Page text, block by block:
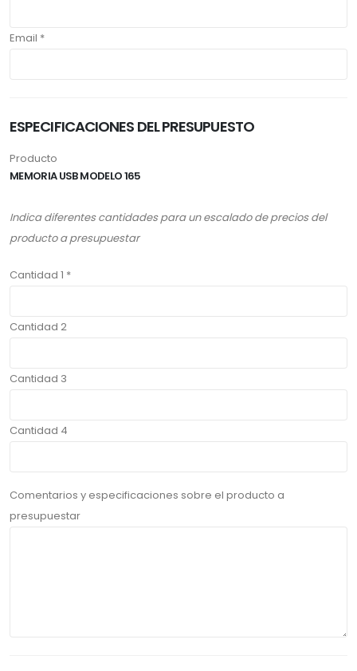
Email *
ESPECIFICACIONES DEL PRESUPUESTO
Producto
MEMORIA USB MODELO 165
Indica diferentes cantidades para un escalado de precios del
producto a presupuestar
Cantidad 1 *
Cantidad 2
Cantidad 3
Cantidad 4
Comentarios y especificaciones sobre el producto a
presupuestar